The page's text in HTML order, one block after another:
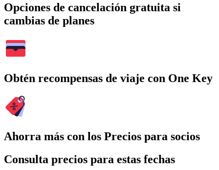
Opciones de cancelación gratuita si
cambias de planes
Obtén recompensas de viaje con One Key
Ahorra más con los Precios para socios
Consulta precios para estas fechas